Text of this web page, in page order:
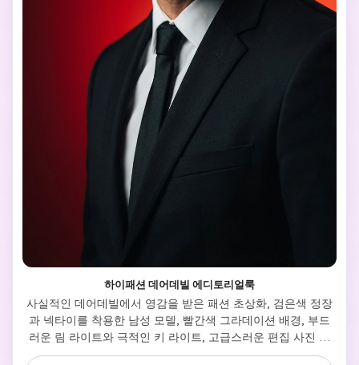
하이패션 데어데빌 에디토리얼룩
사실적인 데어데빌에서 영감을 받은 패션 초상화, 검은색 정장
과 넥타이를 착용한 남성 모델, 빨간색 그라데이션 배경, 부드
러운 림 라이트와 극적인 키 라이트, 고급스러운 편집 사진 스
타일, 초선명한 초점, 고급 영화 룩